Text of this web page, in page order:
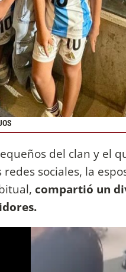
del clan y el
sociales, la
compartió un